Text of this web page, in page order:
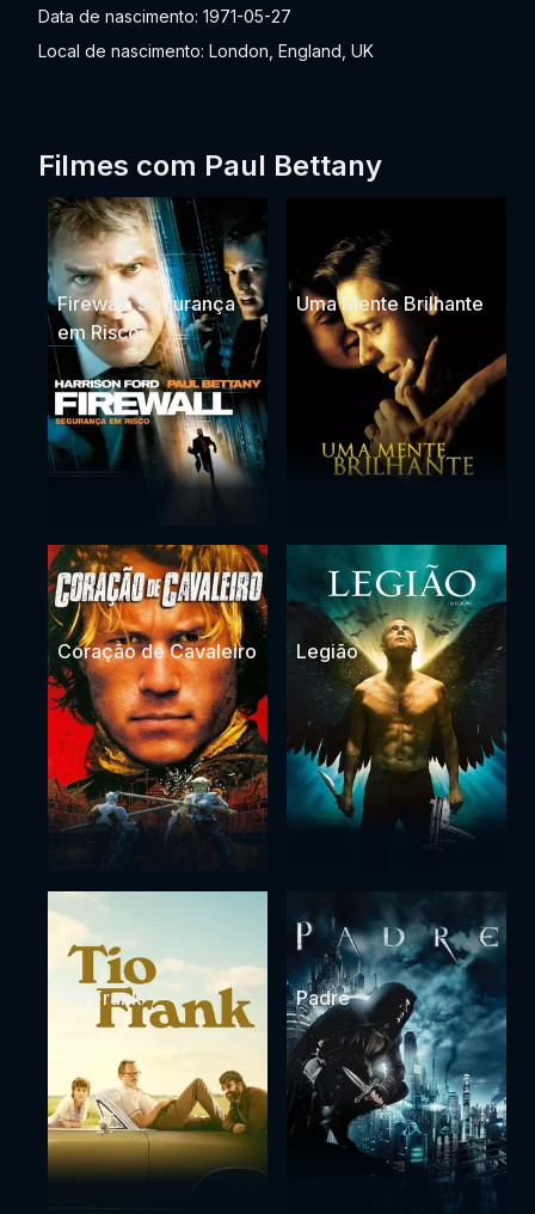
Data de nascimento: 1971-05-27
Local de nascimento: London, England, UK
Filmes com Paul Bettany
Firewall: Segurança
em Risco
Uma Mente Brilhante
Coração de Cavaleiro Legião
Tio Frank Padre